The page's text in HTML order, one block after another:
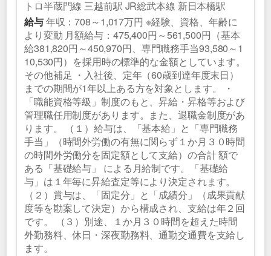
トロ半蔵門線 三越前駅 JR総武本線 新日本橋駅
給与年収：708～1,017万円 ※経験、資格、年齢に
より変動 月額給与：475,400円～561,500円（基本
給381,820円～450,970円、専門職務手当93,580～1
10,530円）を採用時の標準的な金額としています。
その他補足 ・入社後、定年（60歳到達年度末日）
までの期間が1年以上ある方を対象とします。 ・
「職能資格等級」制度のもと、昇給・昇格等および
管理職任用制度があります。また、退職金制度があ
ります。 （１）給与は、「基本給」と「専門職務
手当」（時間外労働の有無に関らず１か月３０時間
の時間外労働分を固定額として支給）の合計 額で
ある「基礎給与」 による月給制です。「基礎給
与」は１年毎に昇給査定等により決定されます。
（２）賞与は、「固定分」と「成績分」（成果貢献
度等を勘案して決定）から構成され、支給は年２回
です。 （３）別途、１か月３０時間を超えた時間
外勤務料、休日・深夜勤務料、通勤交通費を支給し
ます。